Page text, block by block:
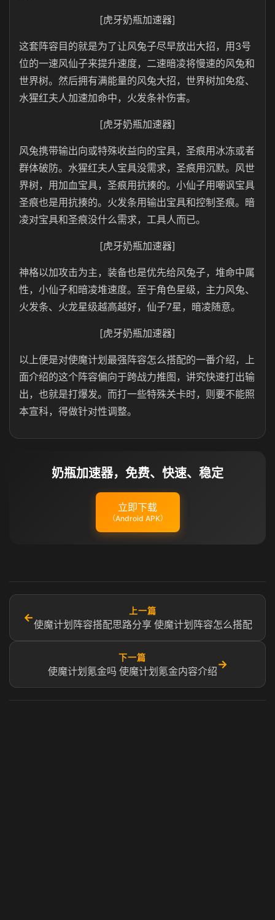
[虎牙奶瓶加速器]
这套阵容目的就是为了让风兔子尽早放出大招，用3号
位的一速风仙子来提升速度，二速暗凌将慢速的风兔和
世界树。然后拥有满能量的风兔大招，世界树加免疫、
水猩红夫人加速加命中，火发条补伤害。
[虎牙奶瓶加速器]
风兔携带输出向或特殊收益向的宝具，圣痕用冰冻或者
群体破防。水猩红夫人宝具没需求，圣痕用沉默。风世
界树，用加血宝具，圣痕用抗揍的。小仙子用嘲讽宝具
圣痕也是用抗揍的。火发条用输出宝具和控制圣痕。暗
凌对宝具和圣痕没什么需求，工具人而已。
[虎牙奶瓶加速器]
神格以加攻击为主，装备也是优先给风兔子，堆命中属
性，小仙子和暗凌堆速度。至于角色星级，主力风兔、
火发条、火龙星级越高越好，仙子7星，暗凌随意。
[虎牙奶瓶加速器]
以上便是对使魔计划最强阵容怎么搭配的一番介绍，上
面介绍的这个阵容偏向于跨战力推图，讲究快速打出输
出，也就是打爆发。而打一些特殊关卡时，则要不能照
本宣科，得做针对性调整。
奶瓶加速器，免费、快速、稳定
立即下载
（Android APK）
←
上一篇
使魔计划阵容搭配思路分享 使魔计划阵容怎么搭配
下一篇
使魔计划氪金吗​ ​使魔计划氪金内容介绍
→